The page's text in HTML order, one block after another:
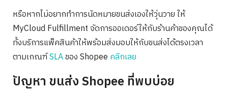
หรือหากไม่อยากทำการนัดหมายขนส่งเองให้วุ่นวาย ให้
MyCloud Fulfillment จัดการออเดอร์ให้กับร้านค้าของคุณได้
ทั้งบริการแพ็คสินค้าให้พร้อมส่งมอบให้กับขนส่งได้ตรงเวลา
ตามเกณฑ์SLAของ Shopee คลิกเลย
ปัญหา ขนส่ง Shopee ที่พบบ่อย